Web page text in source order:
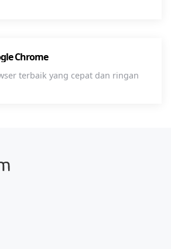
Chrome
terbaik yang cepat dan ringan